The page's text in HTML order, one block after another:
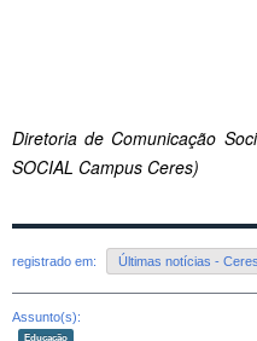
Diretoria de Comunicação
SOCIAL Campus Ceres)
registrado em: Últimas notícias - Ceres
Assunto(s):
Educação